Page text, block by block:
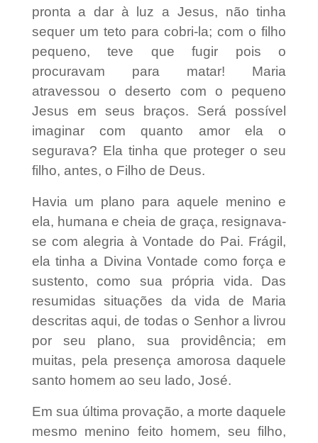
pronta a dar à luz a Jesus, não tinha
sequer um teto para cobri-la; com o filho
pequeno, teve que fugir pois o
procuravam para matar! Maria
atravessou o deserto com o pequeno
Jesus em seus braços. Será possível
imaginar com quanto amor ela o
segurava? Ela tinha que proteger o seu
filho, antes, o Filho de Deus.
Havia um plano para aquele menino e
ela, humana e cheia de graça, resignava-
se com alegria à Vontade do Pai. Frágil,
ela tinha a Divina Vontade como força e
sustento, como sua própria vida. Das
resumidas situações da vida de Maria
descritas aqui, de todas o Senhor a livrou
por seu plano, sua providência; em
muitas, pela presença amorosa daquele
santo homem ao seu lado, José.
Em sua última provação, a morte daquele
mesmo menino feito homem, seu filho,